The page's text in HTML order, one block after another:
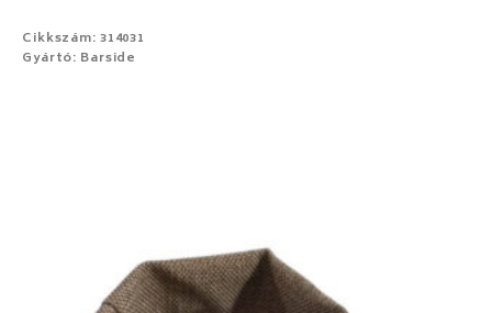
Cikkszám: 314031
Gyártó: Barside